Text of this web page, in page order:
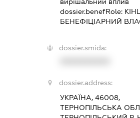
dossier.benefRole:
БЕНЕФІЦІАРНИЙ
dossier.smida:
dossier.address:
УКРАЇНА, 46008,
ТЕРНОПІЛЬСЬКА